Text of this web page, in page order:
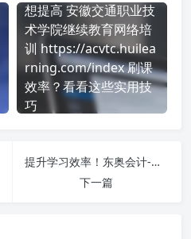
想提高 安徽交通职业技
术学院继续教育网络培
训 https://acvtc.huilea
rning.com/index 刷课
效率？看看这些实用技
巧
提升学习效率！东奥会计-天津市 刷课方法全揭秘
下一篇